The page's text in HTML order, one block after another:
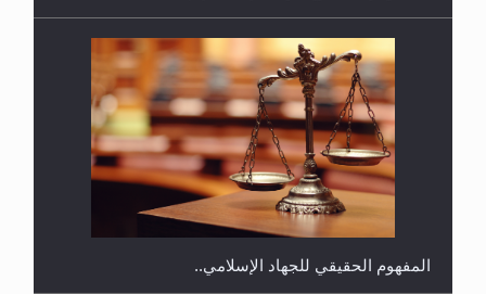
هل يجوز فتح مشروع كوافير نسائي للمحجبات وغير
المحجبات؟
المفهوم الحقيقي للجهاد الإسلامي..